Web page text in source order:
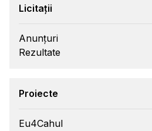
Licitații
Anunțuri
Rezultate
Proiecte
Eu4Cahul